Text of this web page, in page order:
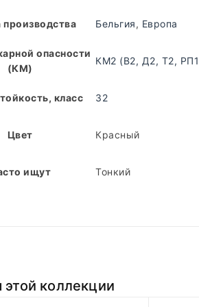
производства Бельгия, Европа
опасности
(КМ)
КМ2 (В2, Д2, Т2,
класс 32
Цвет Красный
ищут Тонкий
этой коллекции